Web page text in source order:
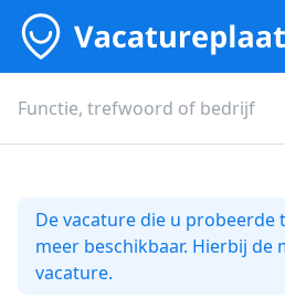
De vacature die u probeerde
meer beschikbaar. Hierbij de
vacature.